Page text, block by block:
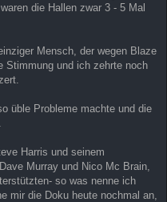
die Hallen zwar 3 - 5 Mal
Mensch, der wegen Blaze
Stimmung und ich zehrte noch
üble Probleme machte und die
Harris und seinem
Murray und Nico Mc Brain,
so was nenne ich
mir die Doku heute nochmal an,